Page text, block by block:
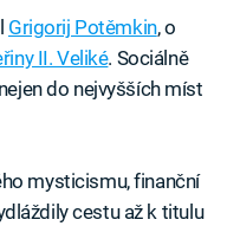
Grigorij Potěmkin, o
II. Veliké. Sociálně
do nejvyšších míst
mysticismu, finanční
cestu až k titulu